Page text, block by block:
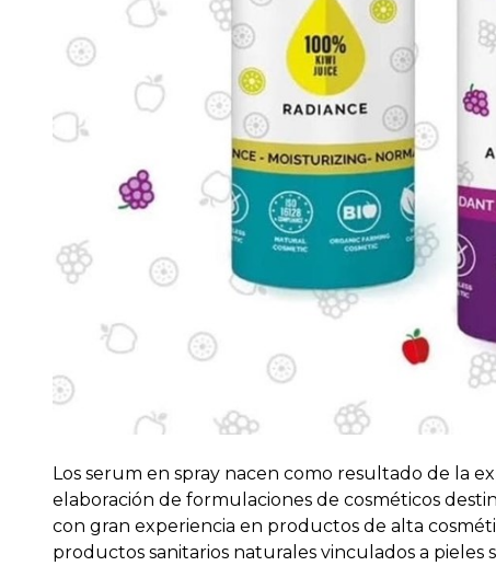
Los serum en spray nacen como resultado de la
elaboración de formulaciones de cosméticos
con gran experiencia en productos de alta
productos sanitarios naturales vinculados a pieles